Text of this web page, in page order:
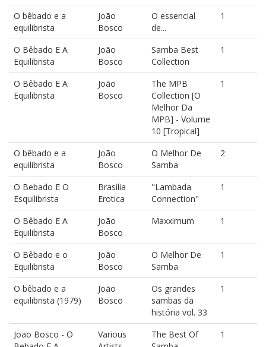
O bêbado e a
equilibrista
João
Bosco
O essencial
de...
1
O Bêbado E A
Equilibrista
João
Bosco
Samba Best
Collection
1
O Bêbado E A
Equilibrista
João
Bosco
The MPB
Collection [O
Melhor Da
MPB] - Volume
10 [Tropical]
1
O bêbado e a
equilibrista
João
Bosco
O Melhor De
Samba
2
O Bebado E O
Esquilibrista
Brasilia
Erotica
"Lambada
Connection"
1
O Bêbado E A
Equilibrista
João
Bosco
Maxximum 1
O Bêbado e o
Equilibrista
João
Bosco
O Melhor De
Samba
1
O bêbado e a
equilibrista (1979)
João
Bosco
Os grandes
sambas da
história vol. 33
1
Joao Bosco - O
Various
The Best Of
1